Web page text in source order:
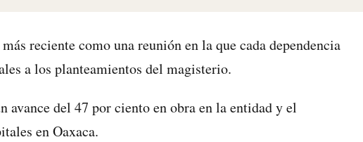
reciente como una reunión en la que cada dependencia
a los planteamientos del magisterio.
avance del 47 por ciento en obra en la entidad y el
en Oaxaca.